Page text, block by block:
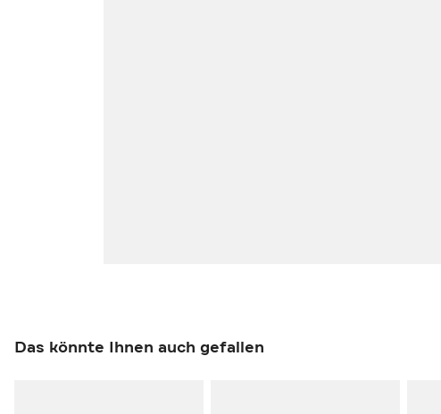
Das könnte Ihnen auch gefallen